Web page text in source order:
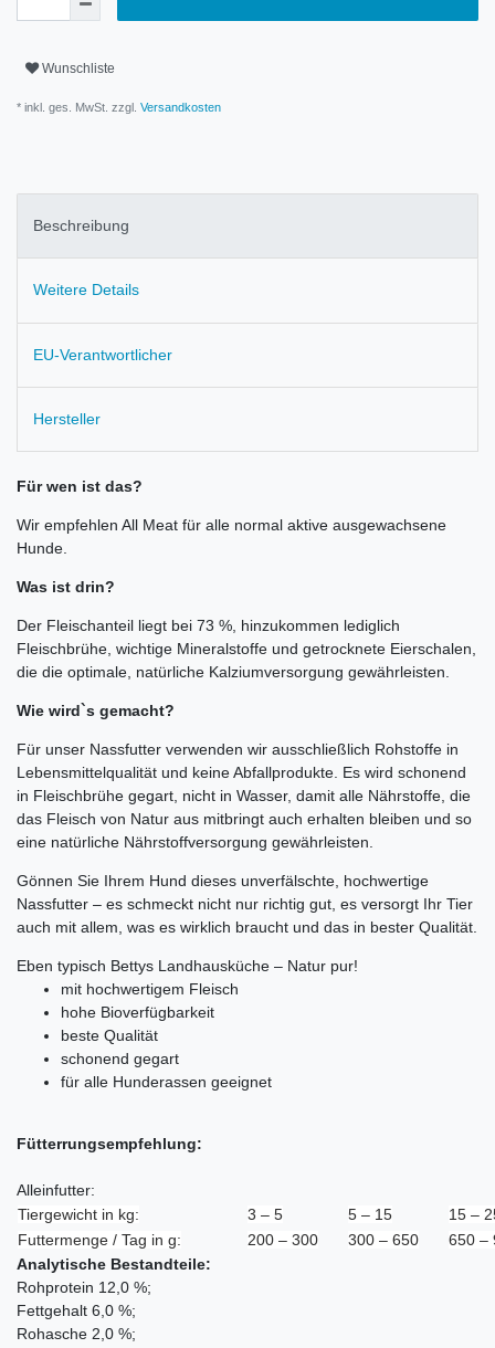
Wunschliste
* inkl. ges. MwSt. zzgl. Versandkosten
Beschreibung
Weitere Details
EU-Verantwortlicher
Hersteller
Für wen ist das?
Wir empfehlen All Meat für alle normal aktive ausgewachsene
Hunde.
Was ist drin?
Der Fleischanteil liegt bei 73 %, hinzukommen lediglich
Fleischbrühe, wichtige Mineralstoffe und getrocknete Eierschalen,
die die optimale, natürliche Kalziumversorgung gewährleisten.
Wie wird`s gemacht?
Für unser Nassfutter verwenden wir ausschließlich Rohstoffe in
Lebensmittelqualität und keine Abfallprodukte. Es wird schonend
in Fleischbrühe gegart, nicht in Wasser, damit alle Nährstoffe, die
das Fleisch von Natur aus mitbringt auch erhalten bleiben und so
eine natürliche Nährstoffversorgung gewährleisten.
Gönnen Sie Ihrem Hund dieses unverfälschte, hochwertige
Nassfutter – es schmeckt nicht nur richtig gut, es versorgt Ihr Tier
auch mit allem, was es wirklich braucht und das in bester Qualität.
Eben typisch Bettys Landhausküche – Natur pur!
mit hochwertigem Fleisch
hohe Bioverfügbarkeit
beste Qualität
schonend gegart
für alle Hunderassen geeignet
Fütterrungsempfehlung:
Alleinfutter:
Tiergewicht in kg:
3 – 5 5 – 15
15 –
Futtermenge / Tag in g:
200 – 300 300 – 650
650 –
Analytische Bestandteile:
Rohprotein 12,0 %;
Fettgehalt 6,0 %;
Rohasche 2,0 %;